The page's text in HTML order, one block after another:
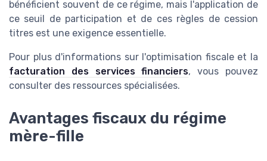
bénéficient souvent de ce régime, mais l'application de
ce seuil de participation et de ces règles de cession
titres est une exigence essentielle.
Pour plus d'informations sur l'optimisation fiscale et la
facturation des services financiers, vous pouvez
consulter des ressources spécialisées.
Avantages fiscaux du régime
mère-fille